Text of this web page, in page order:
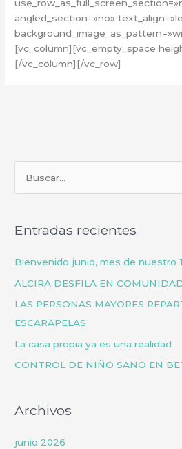
angled_section=»no»
[vc_column][vc_empty_space
[/vc_column][/vc_row]
c
o
r
:
Entradas recientes
Bienvenido junio, mes de nuestro
ALCIRA DESFILA EN
LAS PERSONAS MAYORES
ESCARAPELAS
La casa propia ya es una realidad
CONTROL DE NIÑO SANO EN
Archivos
junio 2026